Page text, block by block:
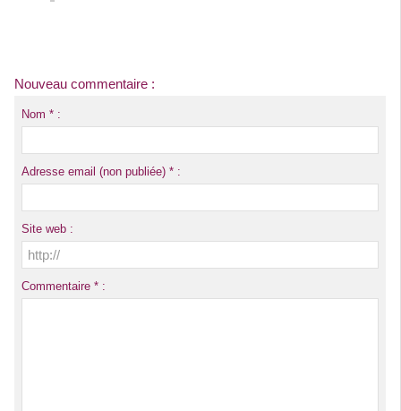
Nouveau commentaire :
Nom * :
Adresse email (non publiée) * :
Site web :
Commentaire * :